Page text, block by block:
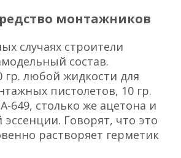
монтажников
случаях строители
состав.
любой жидкости для
пистолетов, 10 гр.
649, столько же ацетона и
эссенции. Говорят, что это
растворяет герметик